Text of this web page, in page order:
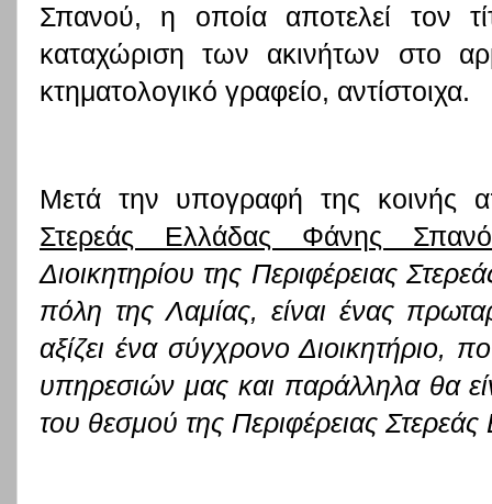
Σπανού, η οποία αποτελεί τον
καταχώριση των ακινήτων στο
κτηματολογικό γραφείο, αντίστοιχα.
Μετά την υπογραφή της κοινής
Στερεάς Ελλάδας Φάνης
Διοικητηρίου της Περιφέρειας
πόλη της Λαμίας, είναι ένας
αξίζει ένα σύγχρονο Διοικητήριο,
υπηρεσιών μας και παράλληλα θα
του θεσμού της Περιφέρειας